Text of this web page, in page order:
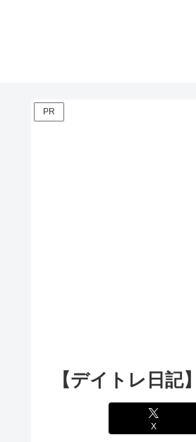
PR
【デイトレ日記
X